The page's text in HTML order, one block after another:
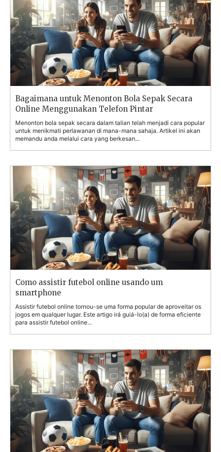
Bagaimana untuk Menonton Bola Sepak Secara
Online Menggunakan Telefon Pintar
Menonton bola sepak secara dalam talian telah menjadi cara popular
untuk menikmati perlawanan di mana-mana sahaja. Artikel ini akan
memandu anda melalui cara yang berkesan...
Como assistir futebol online usando um
smartphone
Assistir futebol online tornou-se uma forma popular de aproveitar os
jogos em qualquer lugar. Este artigo irá guiá-lo(a) de forma eficiente
para assistir futebol online...